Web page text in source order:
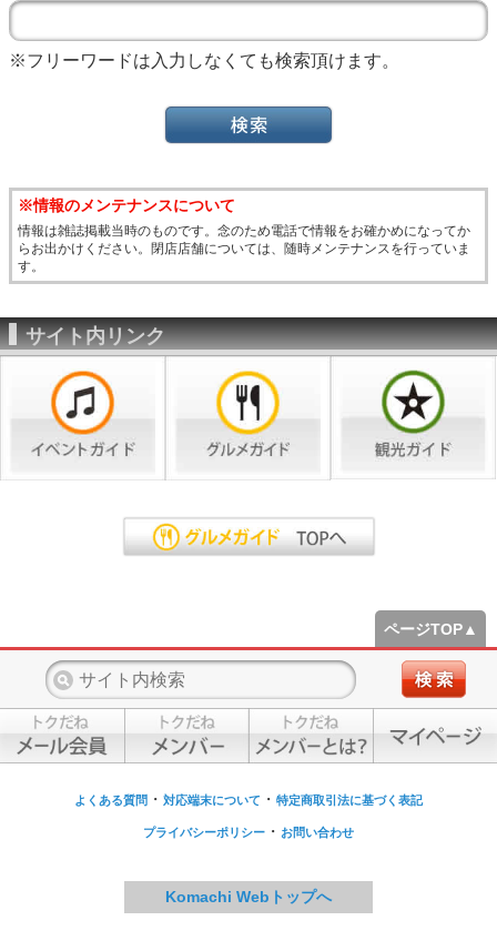
※フリーワードは入力しなくても検索頂けます。
※情報のメンテナンスについて
情報は雑誌掲載当時のものです。念のため電話で情報をお確かめになってか
らお出かけください。閉店店舗については、随時メンテナンスを行っていま
す。
サイト内リンク
ページTOP▲
よくある質問 ・ 対応端末について ・ 特定商取引法に基づく表記
プライバシーポリシー ・ お問い合わせ
Komachi Webトップへ